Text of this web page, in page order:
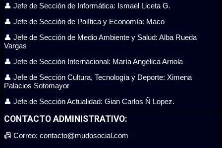
👤 Jefe de Sección de Informática: Ismael Liceta G.
👤 Jefe de Sección de Política y Economía: Maco
👤 Jefe de Sección de Medio Ambiente y Salud: Alba Rueda
Vargas
👤 Jefe de Sección Internacional: María Angélica Arriola
👤 Jefe de Sección Cultura, Tecnología y Deporte: Ximena
Palacios Sotomayor
👤 Jefe de Sección Actualidad: Gian Carlos Ñ Lopez.
CONTACTO ADMINISTRATIVO:
📠 Correo: contacto@mudosocial.com